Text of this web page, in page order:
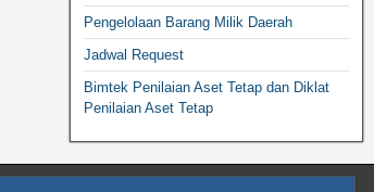
Pengelolaan Barang Milik Daerah
Jadwal Request
Bimtek Penilaian Aset Tetap dan Diklat
Penilaian Aset Tetap